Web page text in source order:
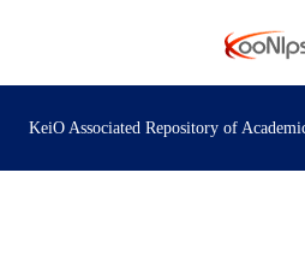
KeiO Associated Repository of